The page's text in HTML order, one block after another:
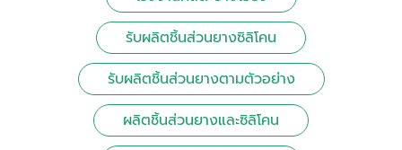
รับผลิตชิ้นส่วนยางซิลิโคน
รับผลิตชิ้นส่วนยางตามตัวอย่าง
ผลิตชิ้นส่วนยางและซิลิโคน